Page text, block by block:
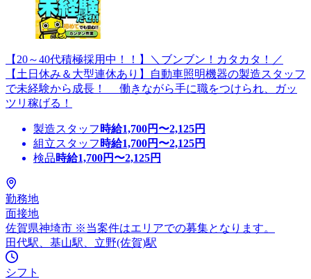
【20～40代積極採用中！！】＼ブンブン！カタカタ！／
【土日休み＆大型連休あり】自動車照明機器の製造スタッフ
で未経験から成長！ 働きながら手に職をつけられ、ガッ
ツリ稼げる！
製造スタッフ 時給1,700円〜2,125円
組立スタッフ 時給1,700円〜2,125円
検品時給1,700円〜2,125円
勤務地
面接地
佐賀県神埼市 ※当案件はエリアでの募集となります。
田代駅、基山駅、立野(佐賀)駅
シフト